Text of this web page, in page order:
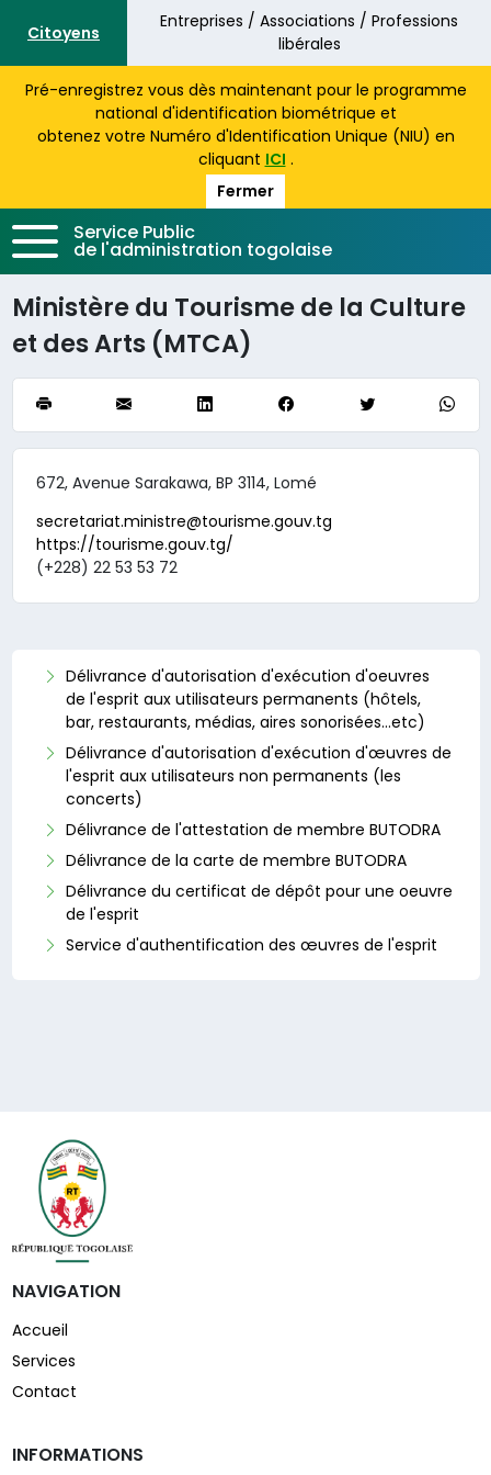
Aller au contenu principal
Citoyens
Entreprises / Associations / Professions
libérales
Pré-enregistrez vous dès maintenant pour le programme
national d'identification biométrique et
obtenez votre Numéro d'Identification Unique (NIU) en
cliquant ICI .
Fermer
Service Public
de l'administration togolaise
Ministère du Tourisme de la Culture
et des Arts (MTCA)
672, Avenue Sarakawa, BP 3114, Lomé
secretariat.ministre@tourisme.gouv.tg
https://tourisme.gouv.tg/
(+228) 22 53 53 72
Délivrance d'autorisation d'exécution d'oeuvres
de l'esprit aux utilisateurs permanents (hôtels,
bar, restaurants, médias, aires sonorisées…etc)
Délivrance d'autorisation d'exécution d'œuvres de
l'esprit aux utilisateurs non permanents (les
concerts)
Délivrance de l'attestation de membre BUTODRA
Délivrance de la carte de membre BUTODRA
Délivrance du certificat de dépôt pour une oeuvre
de l'esprit
Service d'authentification des œuvres de l'esprit
NAVIGATION
Accueil
Services
Contact
INFORMATIONS